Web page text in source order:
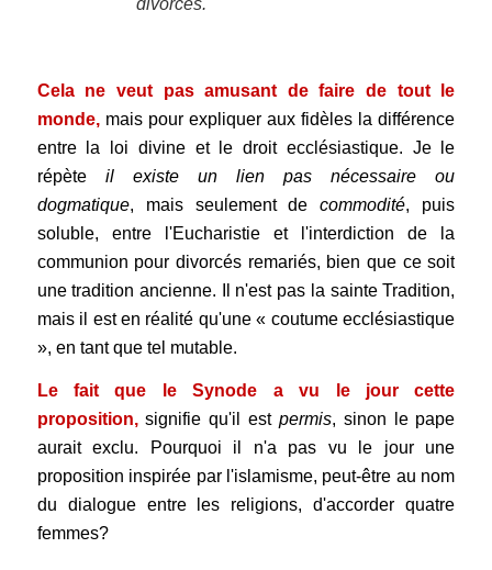
Cela ne veut pas amusant de faire de tout le
monde, mais pour expliquer aux fidèles la différence
entre la loi divine et le droit ecclésiastique. Je le
répète il existe un lien pas nécessaire ou
dogmatique, mais seulement decommodité, puis
soluble, entre l'Eucharistie et l'interdiction de la
communion pour divorcés remariés, bien que ce soit
une tradition ancienne. Il n'est pas la sainte Tradition,
mais il est en réalité qu'une « coutume ecclésiastique
», en tant que tel mutable.
Le fait que le Synode a vu le jour cette
proposition, signifie qu'il est permis, sinon le pape
aurait exclu. Pourquoi il n'a pas vu le jour une
proposition inspirée par l'islamisme, peut-être au nom
du dialogue entre les religions, d'accorder quatre
femmes?